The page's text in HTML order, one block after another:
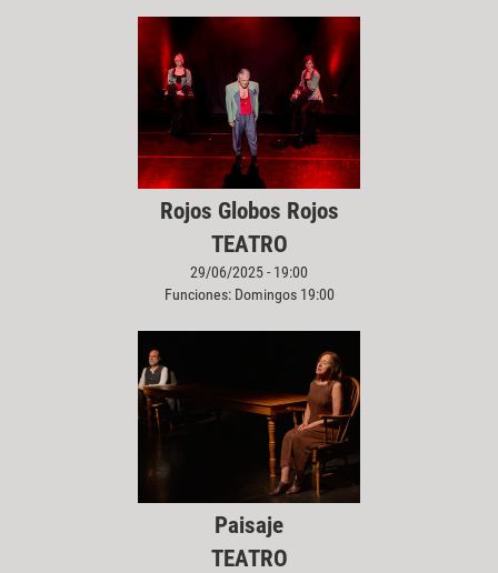
Rojos Globos Rojos
TEATRO
29/06/2025 - 19:00
Funciones: Domingos 19:00
Paisaje
TEATRO